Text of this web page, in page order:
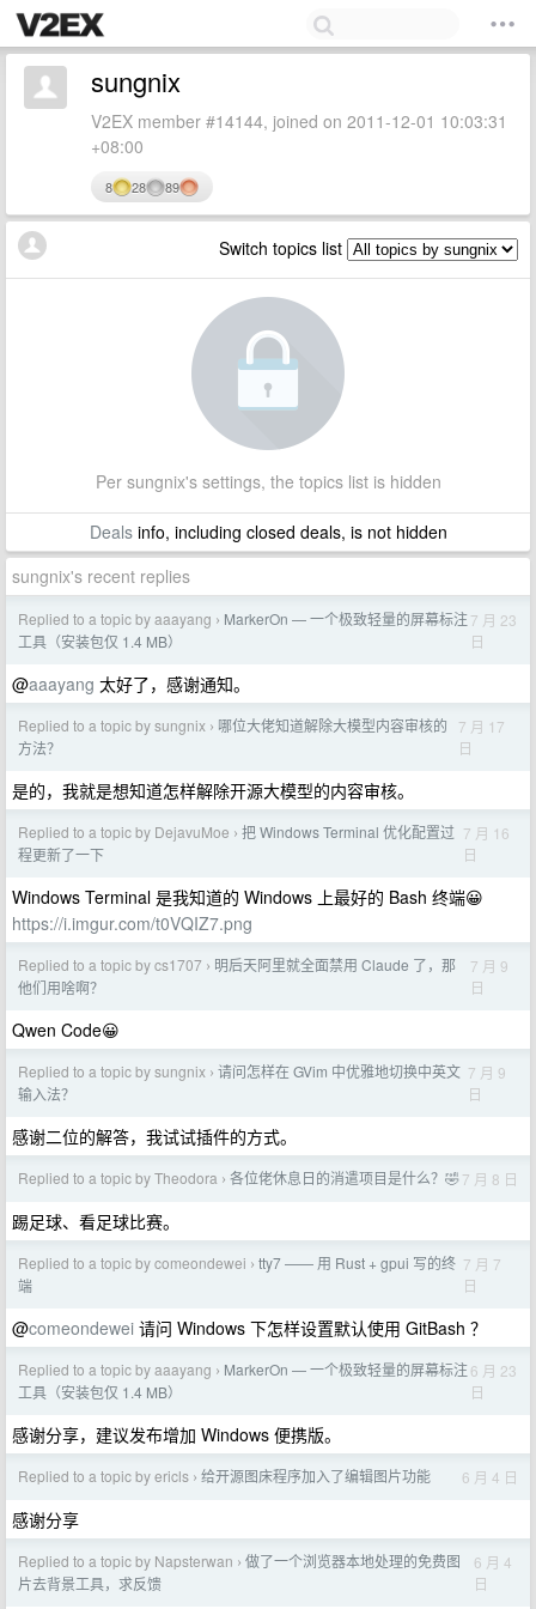
sungnix
V2EX member #14144, joined on 2011-12-01 10:03:31
+08:00
8 28 89
Switch topics list
Per sungnix's settings, the topics list is hidden
Dealsinfo, including closed deals, is not hidden
sungnix's recent replies
Replied to a topic by aaayang › MarkerOn — 一个极致轻量的屏幕标注
工具（安装包仅 1.4 MB）
7 月 23
日
@aaayang 太好了，感谢通知。
Replied to a topic by sungnix › 哪位大佬知道解除大模型内容审核的
方法？
7 月 17
日
是的，我就是想知道怎样解除开源大模型的内容审核。
Replied to a topic by DejavuMoe › 把 Windows Terminal 优化配置过
程更新了一下
7 月 16
日
Windows Terminal 是我知道的 Windows 上最好的 Bash 终端😀
https://i.imgur.com/t0VQIZ7.png
Replied to a topic by cs1707 › 明后天阿里就全面禁用 Claude 了，那
他们用啥啊？
7 月 9
日
Qwen Code😀
Replied to a topic by sungnix › 请问怎样在 GVim 中优雅地切换中英文
输入法？
7 月 9
日
感谢二位的解答，我试试插件的方式。
Replied to a topic by Theodora › 各位佬休息日的消遣项目是什么？🤣7 月 8 日
踢足球、看足球比赛。
Replied to a topic by comeondewei › tty7 —— 用 Rust + gpui 写的终
端
7 月 7
日
@comeondewei 请问 Windows 下怎样设置默认使用 GitBash ？
Replied to a topic by aaayang › MarkerOn — 一个极致轻量的屏幕标注
工具（安装包仅 1.4 MB）
6 月 23
日
感谢分享，建议发布增加 Windows 便携版。
Replied to a topic by ericls › 给开源图床程序加入了编辑图片功能 6 月 4 日
感谢分享
Replied to a topic by Napsterwan › 做了一个浏览器本地处理的免费图
片去背景工具，求反馈
6 月 4
日